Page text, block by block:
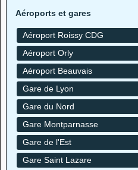
Aéroports et gares
Aéroport Roissy CDG
Aéroport Orly
Aéroport Beauvais
Gare de Lyon
Gare du Nord
Gare Montparnasse
Gare de l'Est
Gare Saint Lazare